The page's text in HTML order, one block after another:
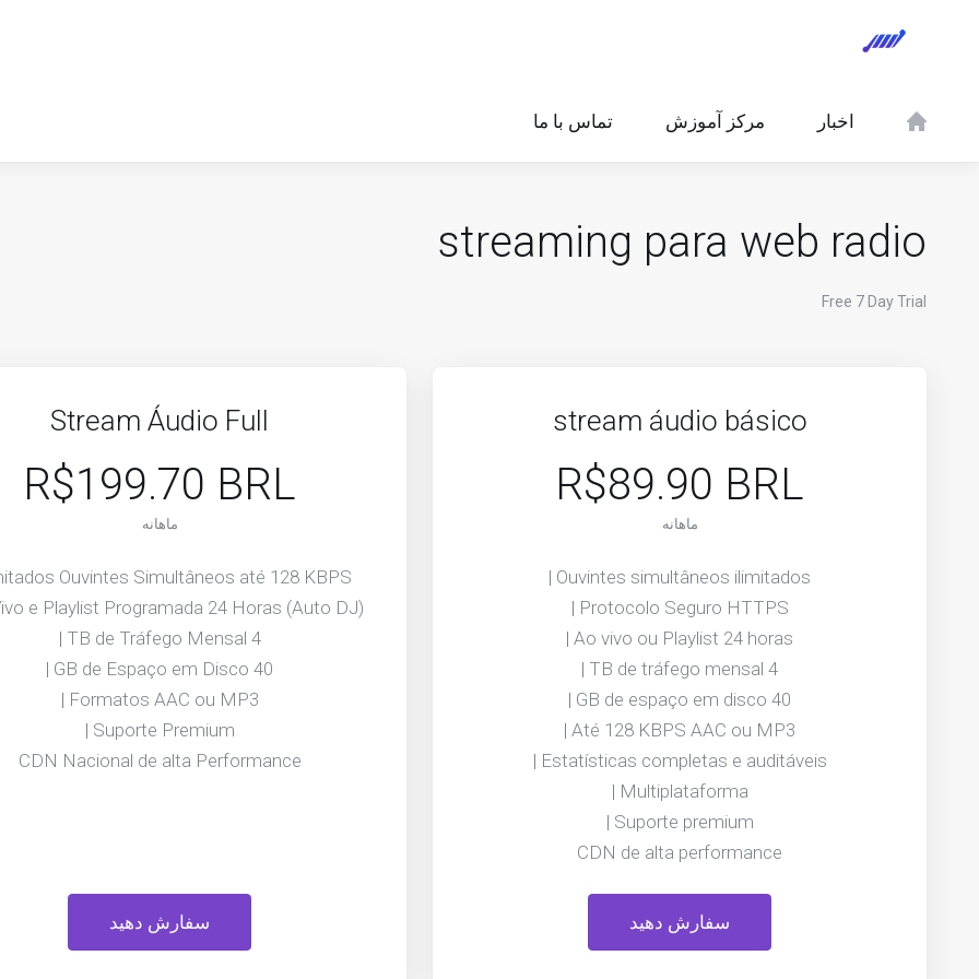
اخبار مرکز آموزش تماس با ما
streaming para web radio
Free 7 Day Trial
stream áudio básico
R$89.90 BRL
ماهانه
Ouvintes simultâneos ilimitados |
Protocolo Seguro HTTPS |
Ao vivo ou Playlist 24 horas |
4 TB de tráfego mensal |
40 GB de espaço em disco |
Até 128 KBPS AAC ou MP3 |
Estatísticas completas e auditáveis |
Multiplataforma |
Suporte premium |
CDN de alta performance
سفارش دهید
Stream Áudio Full
R$199.70 BRL
ماهانه
Ouvintes Simultâneos até 128 KBPS |
e Playlist Programada 24 Horas (Auto DJ) |
4 TB de Tráfego Mensal |
40 GB de Espaço em Disco |
Formatos AAC ou MP3 |
Suporte Premium |
CDN Nacional de alta Performance
سفارش دهید